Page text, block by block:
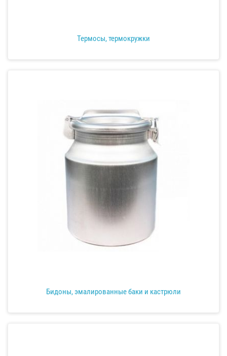
Термосы, термокружки
Бидоны, эмалированные баки и кастрюли